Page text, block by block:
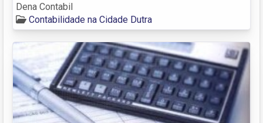
Dena Contabil
Contabilidade na Cidade Dutra